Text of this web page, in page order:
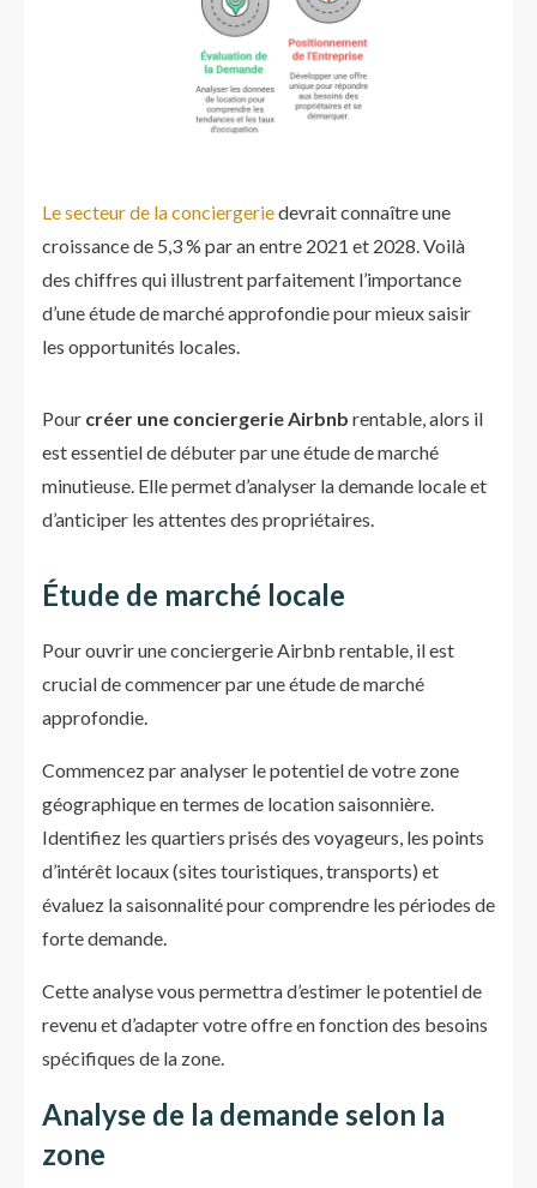
Le secteur de la conciergeriedevrait connaître une
croissance de 5,3 % par an entre 2021 et 2028. Voilà
des chiffres qui illustrent parfaitement l’importance
d’une étude de marché approfondie pour mieux saisir
les opportunités locales.
Pour créer une conciergerie Airbnb rentable, alors il
est essentiel de débuter par une étude de marché
minutieuse. Elle permet d’analyser la demande locale et
d’anticiper les attentes des propriétaires.
Étude de marché locale
Pour ouvrir une conciergerie Airbnb rentable, il est
crucial de commencer par une étude de marché
approfondie.
Commencez par analyser le potentiel de votre zone
géographique en termes de location saisonnière.
Identifiez les quartiers prisés des voyageurs, les points
d’intérêt locaux (sites touristiques, transports) et
évaluez la saisonnalité pour comprendre les périodes de
forte demande.
Cette analyse vous permettra d’estimer le potentiel de
revenu et d’adapter votre offre en fonction des besoins
spécifiques de la zone.
Analyse de la demande selon la
zone